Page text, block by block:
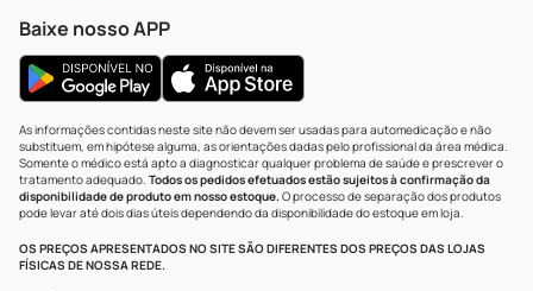
Baixe nosso APP
As informações contidas neste site não devem ser usadas para automedicação e não
substituem, em hipótese alguma, as orientações dadas pelo profissional da área médica.
Somente o médico está apto a diagnosticar qualquer problema de saúde e prescrever o
tratamento adequado. Todos os pedidos efetuados estão sujeitos à confirmação da
disponibilidade de produto em nosso estoque.O processo de separação dos produtos
pode levar até dois dias úteis dependendo da disponibilidade do estoque em loja.
OS PREÇOS APRESENTADOS NO SITE SÃO DIFERENTES DOS PREÇOS DAS LOJAS
FÍSICAS DE NOSSA REDE.